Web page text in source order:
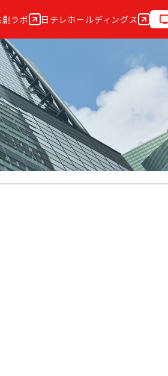
ラボ 日テレホールディングス